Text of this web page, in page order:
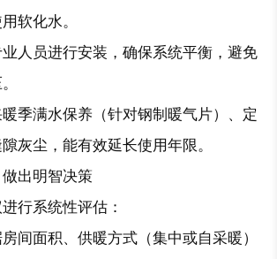
软化水。
人员进行安装，确保系统平衡，避免
季满水保养（针对钢制暖气片）、定
灰尘，能有效延长使用年限。
出明智决策
行系统性评估：
间面积、供暖方式（集中或自采暖）